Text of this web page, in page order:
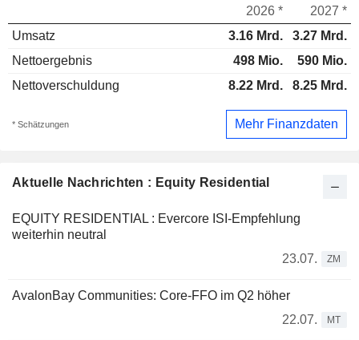
Aktuelle Nachrichten : Equity Residential
EQUITY RESIDENTIAL : Evercore ISI-Empfehlung
weiterhin neutral
23.07.
ZM
AvalonBay Communities: Core-FFO im Q2 höher
22.07.
MT
2026 *
2027 *
Umsatz
3.16 Mrd.
3.27 Mrd.
Nettoergebnis
498 Mio.
590 Mio.
Nettoverschuldung
8.22 Mrd. 8.25 Mrd.
* Schätzungen Mehr Finanzdaten